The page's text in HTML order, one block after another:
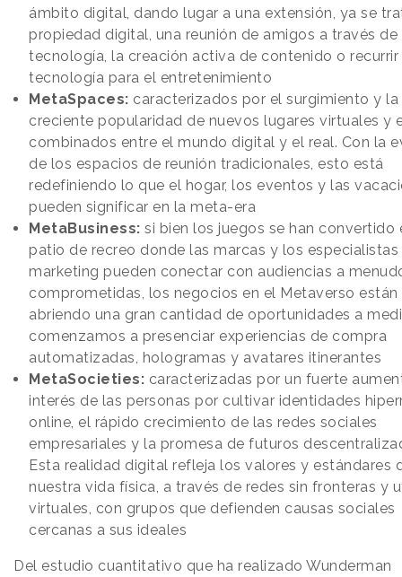
ámbito digital, dando lugar a una extensión, ya se
propiedad digital, una reunión de amigos a través de
tecnología, la creación activa de contenido o recurrir
tecnología para el entretenimiento
MetaSpaces: caracterizados por el surgimiento y la
creciente popularidad de nuevos lugares virtuales y
combinados entre el mundo digital y el real. Con la
de los espacios de reunión tradicionales, esto está
redefiniendo lo que el hogar, los eventos y las
pueden significar en la meta-era
MetaBusiness: si bien los juegos se han convertido
patio de recreo donde las marcas y los especialistas
marketing pueden conectar con audiencias a
comprometidas, los negocios en el Metaverso están
abriendo una gran cantidad de oportunidades a
comenzamos a presenciar experiencias de compra
automatizadas, hologramas y avatares itinerantes
MetaSocieties: caracterizadas por un fuerte
interés de las personas por cultivar identidades
online, el rápido crecimiento de las redes sociales
empresariales y la promesa de futuros
Esta realidad digital refleja los valores y estándares
nuestra vida física, a través de redes sin fronteras y
virtuales, con grupos que defienden causas sociales
cercanas a sus ideales
Del estudio cuantitativo que ha realizado Wunderman